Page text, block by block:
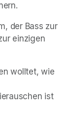
der Bass zur
einzigen
wolltet, wie
ist